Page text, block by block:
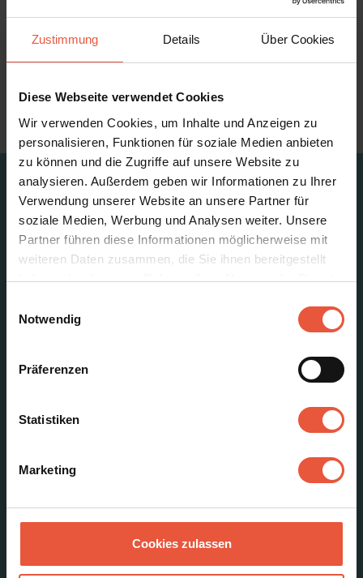
Zustimmung Details Über Cookies
Diese Webseite verwendet Cookies
Wir verwenden Cookies, um Inhalte und Anzeigen zu
personalisieren, Funktionen für soziale Medien anbieten
zu können und die Zugriffe auf unsere Website zu
analysieren. Außerdem geben wir Informationen zu Ihrer
Verwendung unserer Website an unsere Partner für
soziale Medien, Werbung und Analysen weiter. Unsere
Partner führen diese Informationen möglicherweise mit
weiteren Daten zusammen, die Sie ihnen bereitgestellt
haben oder die sie im Rahmen Ihrer Nutzung der Dienste
Cookies, wenn Sie unsere Webseite weiterhin nutzen
Notwendig
Präferenzen
Statistiken
Marketing
Cookies zulassen
Feriekompagniet Blåvand
Tlf: 0045 75 27 50 70
Feriekompagniet
Horns Bjerge 4
DK-6857 Blavand
Luxus Ferienhäuser
Große Ferienhäuser
Neu gebaute und renovierte Ferienhäuser